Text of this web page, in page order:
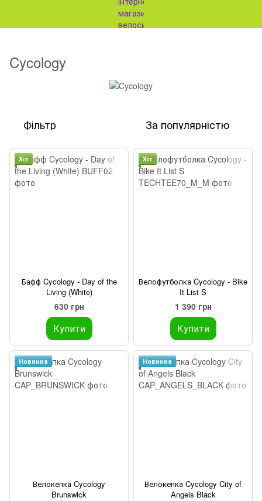
Cycology
Фільтр За популярністю
Хіт
Бафф Cycology - Day of the
Living (White)
630 грн
Купити
Хіт
Велофутболка Cycology - Bike
It List S
1 390 грн
Купити
Новинка
Велокепка Cycology
Brunswick
Новинка
Велокепка Cycology City of
Angels Black